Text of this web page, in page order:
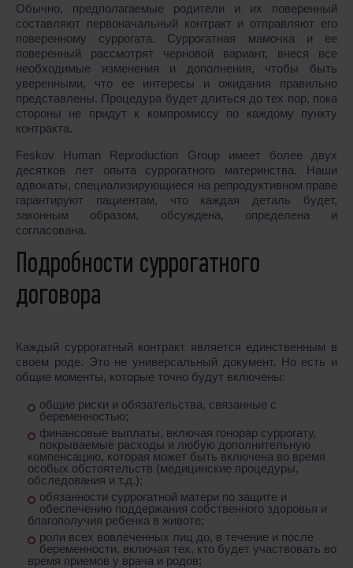
Обычно, предполагаемые родители и их поверенный
составляют первоначальный контракт и отправляют его
поверенному суррогата. Суррогатная мамочка и ее
поверенный рассмотрят черновой вариант, внеся все
необходимые изменения и дополнения, чтобы быть
уверенными, что ее интересы и ожидания правильно
представлены. Процедура будет длиться до тех пор, пока
стороны не придут к компромиссу по каждому пункту
контракта.
Feskov Human Reproduction Group имеет более двух
десятков лет опыта суррогатного материнства. Наши
адвокаты, специализирующиеся на репродуктивном праве
гарантируют пациентам, что каждая деталь будет,
законным образом, обсуждена, определена и
согласована.
Подробности суррогатного
договора
Каждый суррогатный контракт является единственным в
своем роде. Это не универсальный документ. Но есть и
общие моменты, которые точно будут включены:
общие риски и обязательства, связанные с
беременностью;
финансовые выплаты, включая гонорар суррогату,
покрываемые расходы и любую дополнительную
компенсацию, которая может быть включена во время
особых обстоятельств (медицинские процедуры,
обследования и т.д.);
обязанности суррогатной матери по защите и
обеспечению поддержания собственного здоровья и
благополучия ребенка в животе;
роли всех вовлеченных лиц до, в течение и после
беременности, включая тех, кто будет участвовать во
время приемов у врача и родов;